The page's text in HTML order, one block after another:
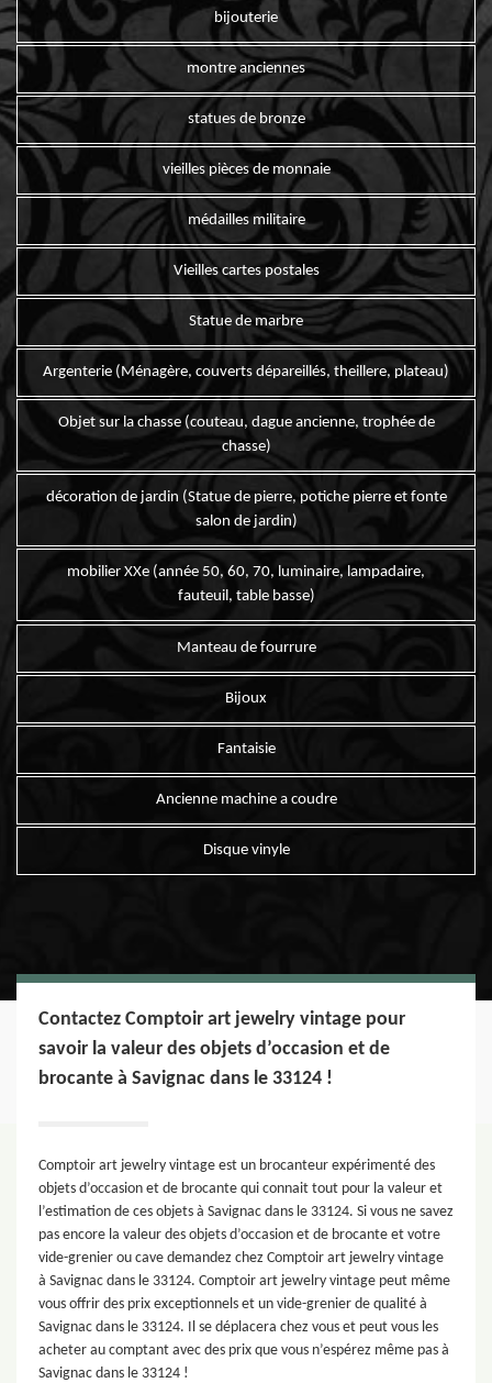
bijouterie
montre anciennes
statues de bronze
vieilles pièces de monnaie
médailles militaire
Vieilles cartes postales
Statue de marbre
Argenterie (Ménagère, couverts dépareillés, theillere, plateau)
Objet sur la chasse (couteau, dague ancienne, trophée de
chasse)
décoration de jardin (Statue de pierre, potiche pierre et fonte
salon de jardin)
mobilier XXe (année 50, 60, 70, luminaire, lampadaire,
fauteuil, table basse)
Manteau de fourrure
Bijoux
Fantaisie
Ancienne machine a coudre
Disque vinyle
Contactez Comptoir art jewelry vintage pour
savoir la valeur des objets d’occasion et de
brocante à Savignac dans le 33124 !
Comptoir art jewelry vintage est un brocanteur expérimenté des
objets d’occasion et de brocante qui connait tout pour la valeur et
l’estimation de ces objets à Savignac dans le 33124. Si vous ne savez
pas encore la valeur des objets d’occasion et de brocante et votre
vide-grenier ou cave demandez chez Comptoir art jewelry vintage
à Savignac dans le 33124. Comptoir art jewelry vintage peut même
vous offrir des prix exceptionnels et un vide-grenier de qualité à
Savignac dans le 33124. Il se déplacera chez vous et peut vous les
acheter au comptant avec des prix que vous n’espérez même pas à
Savignac dans le 33124 !